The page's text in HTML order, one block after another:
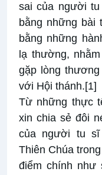
sai của người
bằng những bài
bằng những
lạ thường,
gặp lòng
với Hội thánh.[1]
Từ những thực
xin chia sẻ đôi
của người tu sĩ
Thiên Chúa
điểm chính như